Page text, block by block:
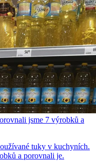
jsme 7 výrobků a
tuky v kuchyních.
a porovnali je.